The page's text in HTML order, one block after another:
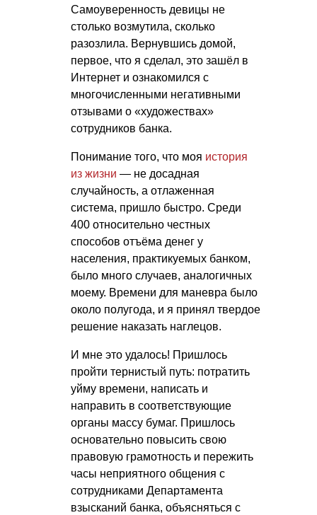
Самоуверенность девицы не
столько возмутила, сколько
разозлила. Вернувшись домой,
первое, что я сделал, это зашёл в
Интернет и ознакомился с
многочисленными негативными
отзывами о «художествах»
сотрудников банка.
Понимание того, что моя история
из жизни — не досадная
случайность, а отлаженная
система, пришло быстро. Среди
400 относительно честных
способов отъёма денег у
населения, практикуемых банком,
было много случаев, аналогичных
моему. Времени для маневра было
около полугода, и я принял твердое
решение наказать наглецов.
И мне это удалось! Пришлось
пройти тернистый путь: потратить
уйму времени, написать и
направить в соответствующие
органы массу бумаг. Пришлось
основательно повысить свою
правовую грамотность и пережить
часы неприятного общения с
сотрудниками Департамента
взысканий банка, объясняться с